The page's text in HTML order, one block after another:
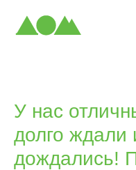
У нас
долго ждали
дождались!